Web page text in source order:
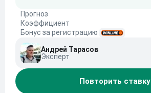
Прогноз
Коэффициент
Бонус за регистрацию
Андрей Тарасов
Эксперт
Повторить ставку